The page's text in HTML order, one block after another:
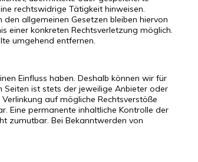
rechtswidrige Tätigkeit hinweisen.
allgemeinen Gesetzen bleiben hiervon
einer konkreten Rechtsverletzung möglich.
umgehend entfernen.
Einfluss haben. Deshalb können wir für
Seiten ist stets der jeweilige Anbieter oder
auf mögliche Rechtsverstöße
Eine permanente inhaltliche Kontrolle der
zumutbar. Bei Bekanntwerden von